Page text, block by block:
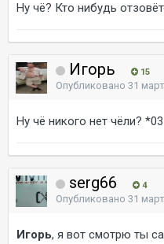
Ну чё? Кто нибудь
Игорь 15
Опубликовано 31
Ну чё никого нет чёли? *03
serg66 4
Опубликовано 31
Игорь, я вот смотрю ты